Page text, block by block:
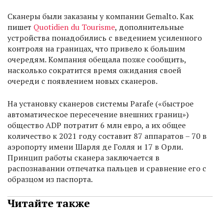
Сканеры были заказаны у компании Gemalto. Как
пишет Quotidien du Tourisme, дополнительные
устройства понадобились с введением усиленного
контроля на границах, что привело к большим
очередям. Компания обещала позже сообщить,
насколько сократится время ожидания своей
очереди с появлением новых сканеров.
На установку сканеров системы Parafe («быстрое
автоматическое пересечение внешних границ»)
общество ADP потратит 6 млн евро, а их общее
количество к 2021 году составит 87 аппаратов – 70 в
аэропорту имени Шарля де Голля и 17 в Орли.
Принцип работы сканера заключается в
распознавании отпечатка пальцев и сравнение его с
образцом из паспорта.
Читайте также